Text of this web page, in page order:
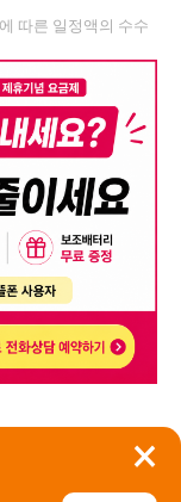
×
따른 일정액의 수수